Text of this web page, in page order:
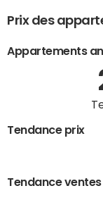
Prix des
Appartements
Tendance prix
Tendance ventes